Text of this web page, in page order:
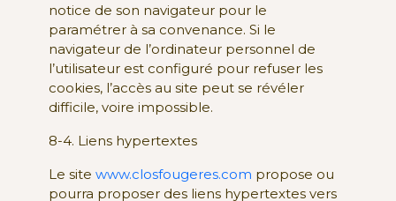
notice de son navigateur pour le
paramétrer à sa convenance. Si le
navigateur de l’ordinateur personnel de
l’utilisateur est configuré pour refuser les
cookies, l’accès au site peut se révéler
difficile, voire impossible.
8-4. Liens hypertextes
Le site www.closfougeres.com propose ou
pourra proposer des liens hypertextes vers